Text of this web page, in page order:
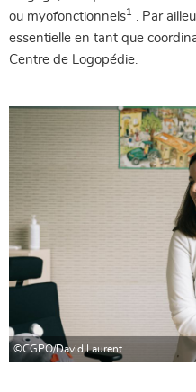
ou myofonctionnels1
. Par
essentielle en tant que
Centre de Logopédie.
©CGPO/David Laurent